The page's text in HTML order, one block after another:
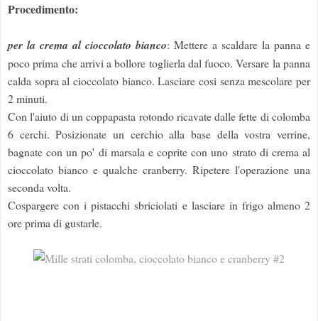
Procedimento:
per la crema al cioccolato bianco: Mettere a scaldare la panna e
poco prima che arrivi a bollore toglierla dal fuoco. Versare la panna
calda sopra al cioccolato bianco. Lasciare cosi senza mescolare per
2 minuti.
Con l'aiuto di un coppapasta rotondo ricavate dalle fette di colomba
6 cerchi. Posizionate un cerchio alla base della vostra verrine,
bagnate con un po' di marsala e coprite con uno strato di crema al
cioccolato bianco e qualche cranberry. Ripetere l'operazione una
seconda volta.
Cospargere con i pistacchi sbriciolati e lasciare in frigo almeno 2
ore prima di gustarle.